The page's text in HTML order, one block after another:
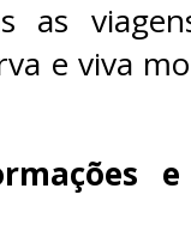
as
e viva
e